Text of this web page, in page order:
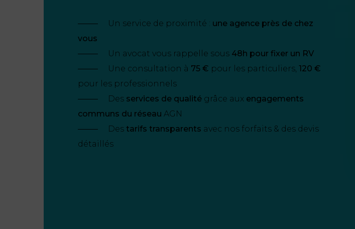
Un service de proximité : une agence près de chez
vous
Un avocat vous rappelle sous 48h pour fixer un RV
Une consultation à 75 € pour les particuliers, 120 €
pour les professionnels
Des services de qualité grâce aux engagements
communs du réseau AGN
Destarifs transparents avec nos forfaits & des devis
détaillés